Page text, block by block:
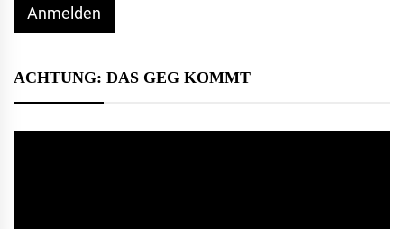
Anmelden
ACHTUNG: DAS GEG KOMMT